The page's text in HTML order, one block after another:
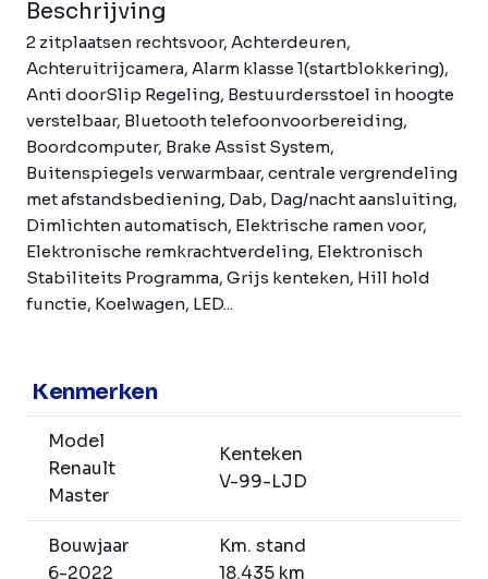
Beschrijving
2 zitplaatsen rechtsvoor, Achterdeuren,
Achteruitrijcamera, Alarm klasse 1(startblokkering),
Anti doorSlip Regeling, Bestuurdersstoel in hoogte
verstelbaar, Bluetooth telefoonvoorbereiding,
Boordcomputer, Brake Assist System,
Buitenspiegels verwarmbaar, centrale vergrendeling
met afstandsbediening, Dab, Dag/nacht aansluiting,
Dimlichten automatisch, Elektrische ramen voor,
Elektronische remkrachtverdeling, Elektronisch
Stabiliteits Programma, Grijs kenteken, Hill hold
functie, Koelwagen, LED...
Kenmerken
Model
Renault
Master
Kenteken
V-99-LJD
Bouwjaar
6-2022
Km. stand
18.435 km